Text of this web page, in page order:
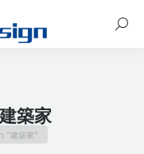
建築家
"建築家"